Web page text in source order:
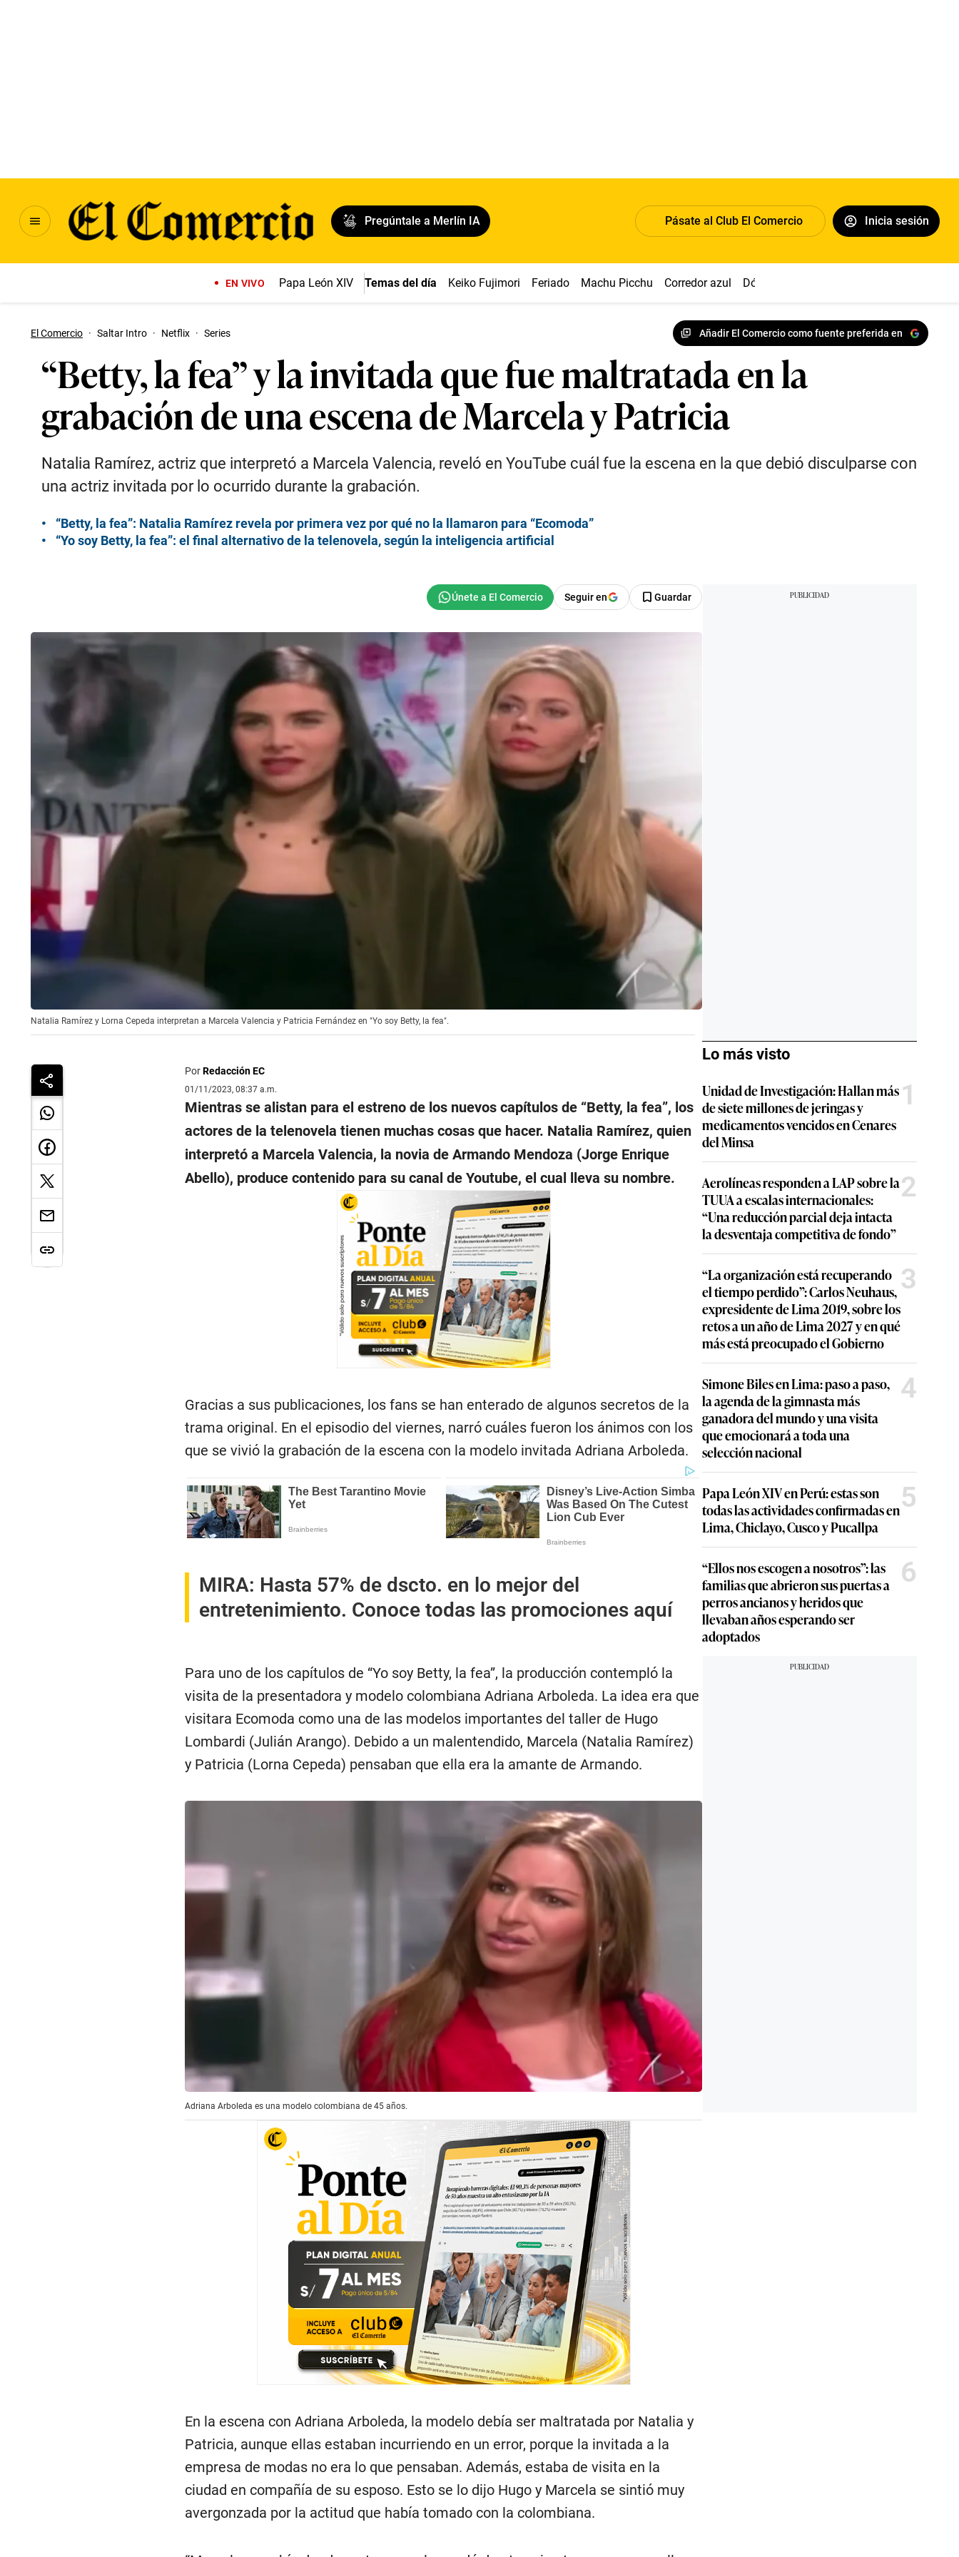
Pregúntale a Merlín IA Pásate al Club El Comercio Inicia sesión
EN VIVO Papa León XIV Temas del día Keiko Fujimori Feriado Machu Picchu Corredor azul Dólar
El Comercio · Saltar Intro · Netflix · Series Añadir El Comercio como fuente preferida en
“Betty, la fea” y la invitada que fue maltratada en la
grabación de una escena de Marcela y Patricia
Natalia Ramírez, actriz que interpretó a Marcela Valencia, reveló en YouTube cuál fue la escena en la que debió disculparse con
una actriz invitada por lo ocurrido durante la grabación.
“Betty, la fea”: Natalia Ramírez revela por primera vez por qué no la llamaron para “Ecomoda”
“Yo soy Betty, la fea”: el final alternativo de la telenovela, según la inteligencia artificial
Seguir en Guardar
Natalia Ramírez y Lorna Cepeda interpretan a Marcela Valencia y Patricia Fernández en "Yo soy Betty, la fea".
PorRedacción EC
01/11/2023, 08:37 a.m.
Mientras se alistan para el estreno de los nuevos capítulos de “Betty, la fea”, los
actores de la telenovela tienen muchas cosas que hacer. Natalia Ramírez, quien
interpretó a Marcela Valencia, la novia de Armando Mendoza (Jorge Enrique
Abello), produce contenido para su canal de Youtube, el cual lleva su nombre.
Gracias a sus publicaciones, los fans se han enterado de algunos secretos de la
trama original. En el episodio del viernes, narró cuáles fueron los ánimos con los
que se vivió la grabación de la escena con la modelo invitada Adriana Arboleda.
MIRA: Hasta 57% de dscto. en lo mejor del
entretenimiento. Conoce todas las promociones aquí
Para uno de los capítulos de “Yo soy Betty, la fea”, la producción contempló la
visita de la presentadora y modelo colombiana Adriana Arboleda. La idea era que
visitara Ecomoda como una de las modelos importantes del taller de Hugo
Lombardi (Julián Arango). Debido a un malentendido, Marcela (Natalia Ramírez)
y Patricia (Lorna Cepeda) pensaban que ella era la amante de Armando.
Adriana Arboleda es una modelo colombiana de 45 años.
En la escena con Adriana Arboleda, la modelo debía ser maltratada por Natalia y
Patricia, aunque ellas estaban incurriendo en un error, porque la invitada a la
empresa de modas no era lo que pensaban. Además, estaba de visita en la
ciudad en compañía de su esposo. Esto se lo dijo Hugo y Marcela se sintió muy
avergonzada por la actitud que había tomado con la colombiana.
Lo más visto
Unidad de Investigación: Hallan más
de siete millones de jeringas y
medicamentos vencidos en Cenares
del Minsa
1
Aerolíneas responden a LAP sobre la
TUUA a escalas internacionales:
“Una reducción parcial deja intacta
la desventaja competitiva de fondo”
2
“La organización está recuperando
el tiempo perdido”: Carlos Neuhaus,
expresidente de Lima 2019, sobre los
retos a un año de Lima 2027 y en qué
más está preocupado el Gobierno
3
Simone Biles en Lima: paso a paso,
la agenda de la gimnasta más
ganadora del mundo y una visita
que emocionará a toda una
selección nacional
4
Papa León XIV en Perú: estas son
todas las actividades confirmadas en
Lima, Chiclayo, Cusco y Pucallpa
5
“Ellos nos escogen a nosotros”: las
familias que abrieron sus puertas a
perros ancianos y heridos que
llevaban años esperando ser
adoptados
6